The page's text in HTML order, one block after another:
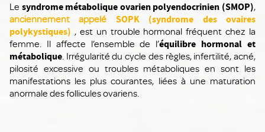
Le syndrome métabolique ovarien polyendocrinien (SMOP),
anciennement appelé SOPK (syndrome des ovaires
polykystiques) , est un trouble hormonal fréquent chez la
femme. Il affecte l’ensemble de l’équilibre hormonal et
métabolique. Irrégularité du cycle des règles, infertilité, acné,
pilosité excessive ou troubles métaboliques en sont les
manifestations les plus courantes, liées à une maturation
anormale des follicules ovariens.